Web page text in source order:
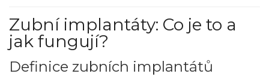
Zubní implantáty: Co je to a
jak fungují?
Definice zubních implantátů